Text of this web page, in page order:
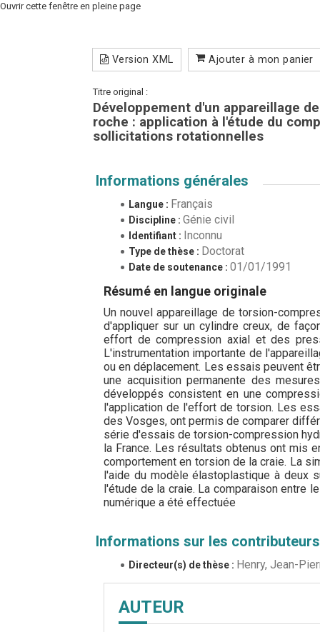
Ouvrir cette fenêtre en pleine page
Version XML Ajouter à mon panier
Titre original :
Développement d'un appareillage
roche : application à l'étude du
sollicitations rotationnelles
Informations générales
Langue : Français
Discipline : Génie civil
Identifiant : Inconnu
Type de thèse : Doctorat
Date de soutenance : 01/01/1991
Résumé en langue originale
Un nouvel appareillage de torsion-
d'appliquer sur un cylindre creux, de
effort de compression axial et des
L'instrumentation importante de
ou en déplacement. Les essais peuvent
une acquisition permanente des
développés consistent en une
l'application de l'effort de torsion. Les
des Vosges, ont permis de comparer
série d'essais de torsion-compression
la France. Les résultats obtenus ont mis
comportement en torsion de la craie. La
l'aide du modèle élastoplastique à deux
l'étude de la craie. La comparaison entre
numérique a été effectuée
Informations sur les contributeurs
Directeur(s) de thèse : Henry, Jean-
AUTEUR